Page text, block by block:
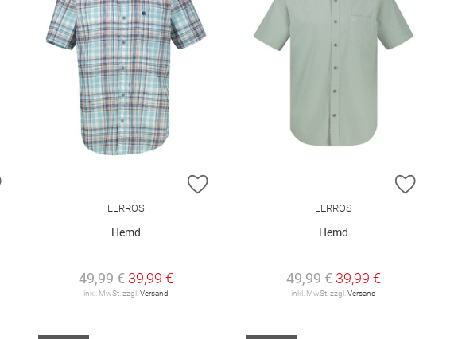
ZUR WUNSCHLISTE HINZUFÜGEN
LERROS
Hemd
49,99 € 39,99 €
inkl. MwSt. zzgl.Versand
ZUR
LERROS
Hemd
49,99 € 39,99 €
inkl. MwSt. zzgl.Versand